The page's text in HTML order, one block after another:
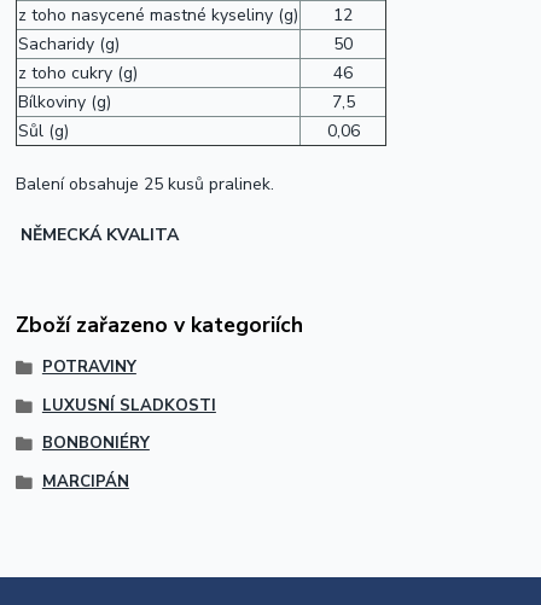
z toho nasycené mastné kyseliny (g)
12
Sacharidy (g)
50
z toho cukry (g)
46
Bílkoviny (g)
7,5
Sůl (g)
0,06
Balení obsahuje 25 kusů pralinek.
NĚMECKÁ KVALITA
Zboží zařazeno v kategoriích
POTRAVINY
LUXUSNÍ SLADKOSTI
BONBONIÉRY
MARCIPÁN